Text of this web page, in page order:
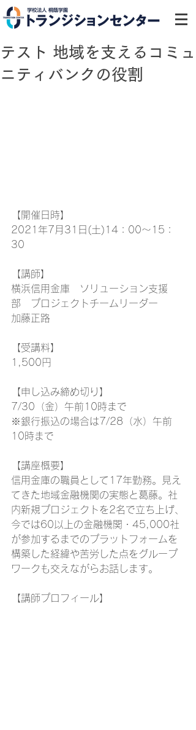
テスト 地域を支えるコミュ
ニティバンクの役割
【開催日時】
2021年7月31日(土)14：00～15：
30
【講師】
横浜信用金庫　ソリューション支援
部　プロジェクトチームリーダー
加藤正路
【受講料】
1,500円
【申し込み締め切り】
7/30（金）午前10時まで
※銀行振込の場合は7/28（水）午前
10時まで
【講座概要】
信用金庫の職員として17年勤務。見え
てきた地域金融機関の実態と葛藤。社
内新規プロジェクトを2名で立ち上げ、
今では60以上の金融機関・45,000社
が参加するまでのプラットフォームを
構築した経緯や苦労した点をグループ
ワークも交えながらお話します。
【講師プロフィール】